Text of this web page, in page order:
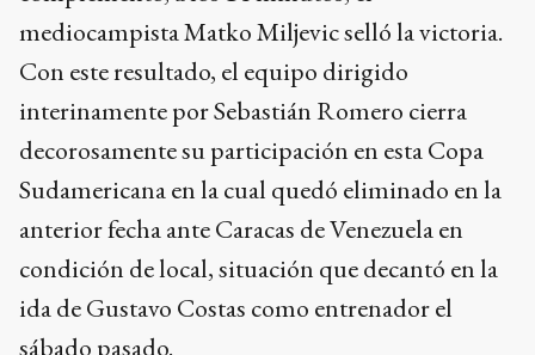
condición de local, situación que decantó en la
ida de Gustavo Costas como entrenador el
sábado pasado.
El domingo desde las 19 en el estadio 23 de
Agosto de Jujuy, Racing tendrá su última
presentación del semestre ante Defensa y
Justicia, en el marco de los dieciseisavos de final
de la Copa Argentina.
Por su parte, el equipo de Thiago Leitao